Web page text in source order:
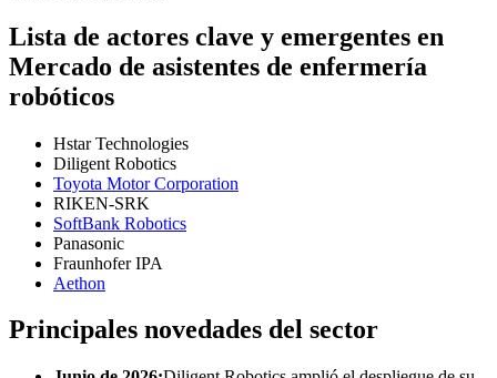
Lista de actores clave y emergentes en
Mercado de asistentes de enfermería
robóticos
Hstar Technologies
Diligent Robotics
Toyota Motor Corporation
RIKEN-SRK
SoftBank Robotics
Panasonic
Fraunhofer IPA
Aethon
Principales novedades del sector